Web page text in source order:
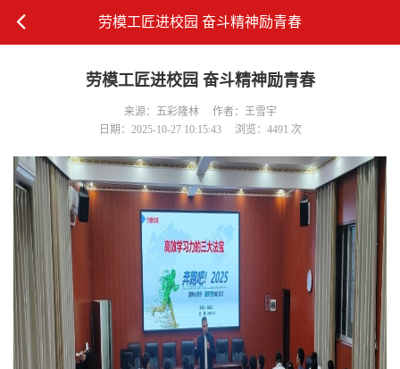
劳模工匠进校园 奋斗精神励青春
劳模工匠进校园 奋斗精神励青春
来源：五彩隆林
作者：王雪宇
日期：2025-10-27 10:15:43
浏览：4491 次